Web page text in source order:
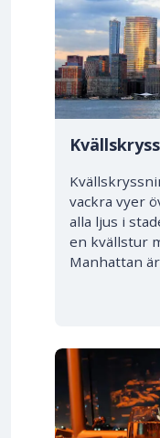
vackra vyer
alla ljus i
en kvällstur
Manhattan